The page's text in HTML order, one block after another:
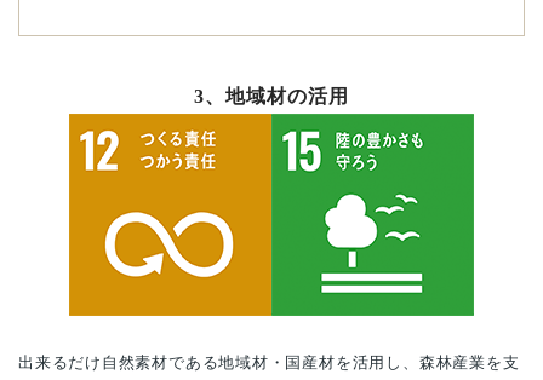
3、地域材の活用
出来るだけ自然素材である地域材・国産材を活用し、森林産業を支